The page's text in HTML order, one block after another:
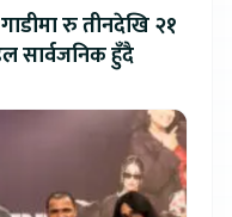
रु तीनदेखि २१
सार्वजनिक हुँदै